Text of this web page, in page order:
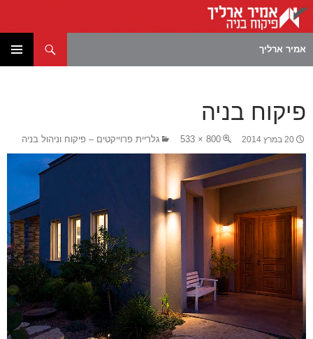
אמיר ארליך
פיקוח בניה
20 במרץ 2014 800 × 533 גלריית פרוייקטים – פיקוח וניהול בניה